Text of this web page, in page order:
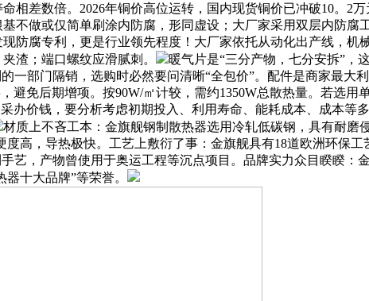
相差数倍。2026年铜价高位运转，国内现货铜价已冲破10。2
不做或仅简单刷涂内防腐，形同虚设；大厂家采用双层内防腐
防腐专利，更是行业领先程度！大厂家依托从动化出产线，机
渣；端口螺纹应滑腻刺。
暖气片是“三分产物，七分安拆”，
一部门隔销，选购时必然要问清晰“全包价”。配件是商家最大
避免后期增项。按90W/㎡计较，需约1350W总散热量。若选用
办价钱，要分析考虑初期投入、利用寿命、能耗成本、成本
材质上不吝工本：金旗舰钢制散热器选用冷轧低碳钢，具有耐磨
度高，导热极快。工艺上敷衍了事：金旗舰具有18道欧洲环
艺，产物曾使用于奥运工程等沉点项目。品牌实力众目睽睽：
十大品牌”等荣誉。